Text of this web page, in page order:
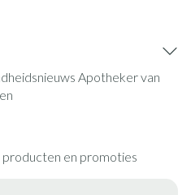
Apotheker van
producten en promoties